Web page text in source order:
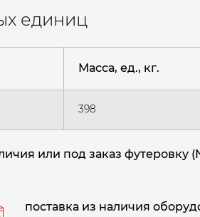
единиц
Масса, ед., кг.
398
или под заказ футеровку
поставка из наличия